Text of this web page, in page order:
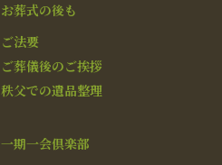
お葬式の後も
ご法要
ご葬儀後のご挨拶
秩父での遺品整理
一期一会倶楽部